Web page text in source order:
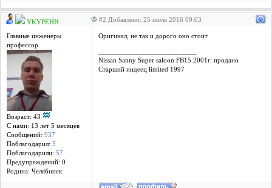
YKYPEHH #2 Добавлено: 25 июля 2016 00:03
Главные инженеры
профессор
Возраст: 43
С нами: 13 лет 5 месяцев
Сообщений: 937
Поблагодарил: 5
Поблагодарили: 57
Предупреждений: 0
Родина: Челябинск
Оригинал, не так и дорого оно стоит
Nissan Sanny Super saloon FB15 2001г. продано
Старший индеец limited 1997